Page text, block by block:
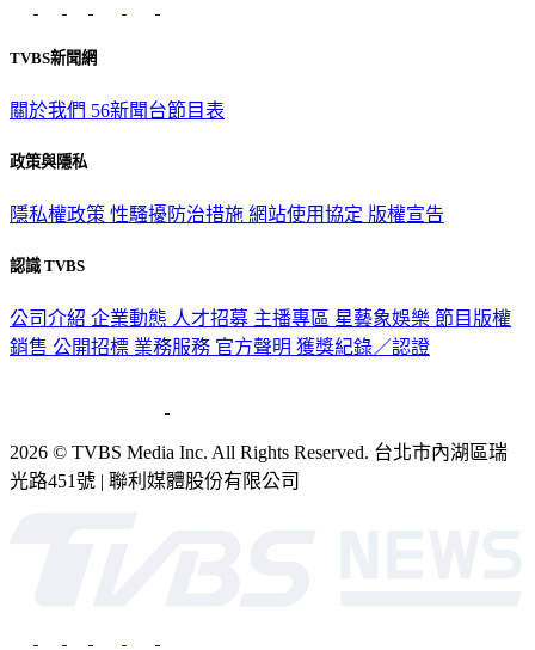
TVBS新聞網
關於我們 56新聞台節目表
政策與隱私
隱私權政策 性騷擾防治措施 網站使用協定 版權宣告
認識 TVBS
公司介紹 企業動態 人才招募 主播專區 星藝象娛樂 節目版權
銷售 公開招標 業務服務 官方聲明 獲獎紀錄／認證
2026 © TVBS Media Inc. All Rights Reserved. 台北市內湖區瑞
光路451號 | 聯利媒體股份有限公司